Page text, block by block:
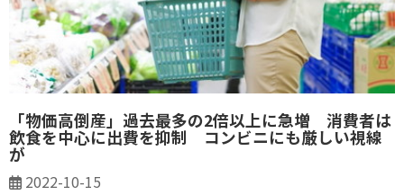
「物価高倒産」過去最多の2倍以上に急増 消費者は
飲食を中心に出費を抑制 コンビニにも厳しい視線
が
2022-10-15